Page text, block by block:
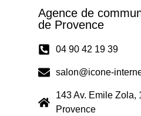
Agence de
de Provence
04 90 42 19 39
salon@icone-
143 Av. Emile Zola,
Provence